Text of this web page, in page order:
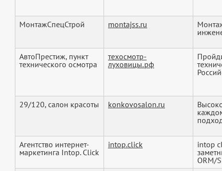
МонтажСпецСтрой montajss.ru
АвтоПрестиж, пункт
технического осмотра
техосмотр-
луховицы.рф
29/120, салон красоты konkovosalon.ru
Агентство интернет-
маркетинга Intop. Click
intop.click
intop
ORM/